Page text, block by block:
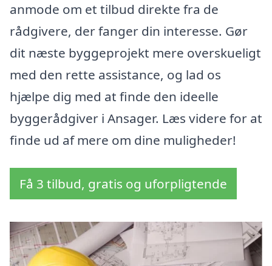
anmode om et tilbud direkte fra de
rådgivere, der fanger din interesse. Gør
dit næste byggeprojekt mere overskueligt
med den rette assistance, og lad os
hjælpe dig med at finde den ideelle
byggerådgiver i Ansager. Læs videre for at
finde ud af mere om dine muligheder!
Få 3 tilbud, gratis og uforpligtende